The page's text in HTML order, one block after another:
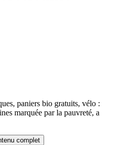
paniers bio gratuits, vélo :
marquée par la pauvreté, a
complet